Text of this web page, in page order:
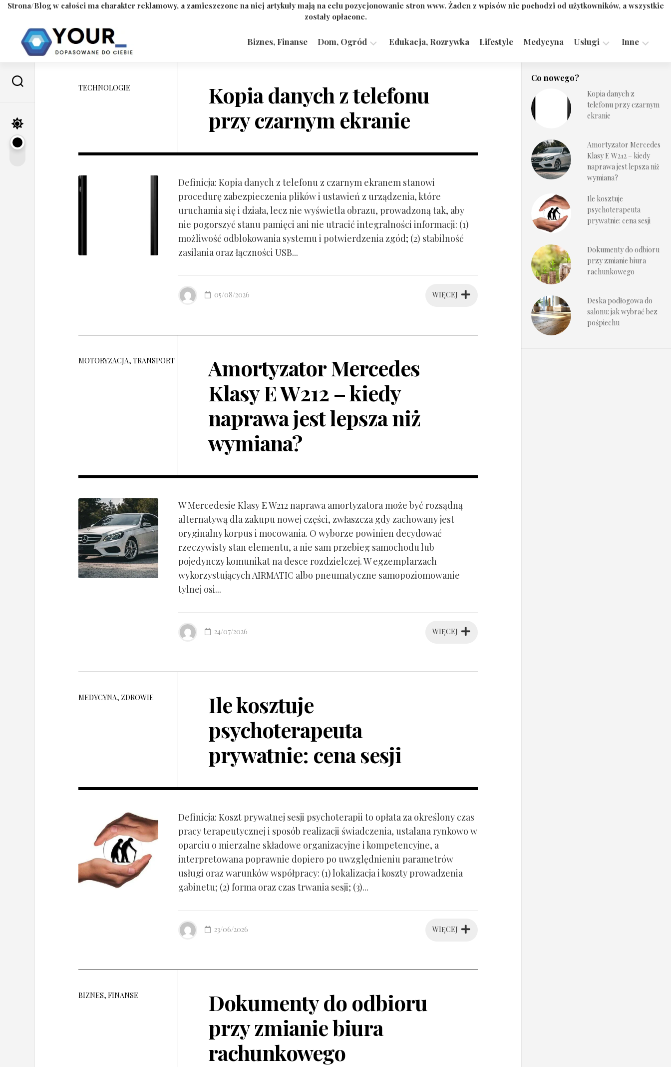
Strona/Blog w całości ma charakter reklamowy, a zamieszczone na niej artykuły mają na celu pozycjonowanie stron www. Żaden z wpisów nie pochodzi od użytkowników, a wszystkie
zostały opłacone.
content
Biznes, Finanse Dom, Ogród Edukacja, Rozrywka Lifestyle Medycyna Usługi
Technologie
Inne
TECHNOLOGIE
Kopia danych z telefonu
przy czarnym ekranie
Definicja: Kopia danych z telefonu z czarnym ekranem stanowi
procedurę zabezpieczenia plików i ustawień z urządzenia, które
uruchamia się i działa, lecz nie wyświetla obrazu, prowadzoną tak, aby
nie pogorszyć stanu pamięci ani nie utracić integralności informacji: (1)
możliwość odblokowania systemu i potwierdzenia zgód; (2) stabilność
zasilania oraz łączności USB...
WIĘCEJ
05/08/2026
MOTORYZACJA, TRANSPORT
Amortyzator Mercedes
Klasy E W212 – kiedy
naprawa jest lepsza niż
wymiana?
W Mercedesie Klasy E W212 naprawa amortyzatora może być rozsądną
alternatywą dla zakupu nowej części, zwłaszcza gdy zachowany jest
oryginalny korpus i mocowania. O wyborze powinien decydować
rzeczywisty stan elementu, a nie sam przebieg samochodu lub
pojedynczy komunikat na desce rozdzielczej. W egzemplarzach
wykorzystujących AIRMATIC albo pneumatyczne samopoziomowanie
tylnej osi...
WIĘCEJ
24/07/2026
MEDYCYNA, ZDROWIE
Ile kosztuje
psychoterapeuta
prywatnie: cena sesji
Definicja: Koszt prywatnej sesji psychoterapii to opłata za określony czas
pracy terapeutycznej i sposób realizacji świadczenia, ustalana rynkowo w
oparciu o mierzalne składowe organizacyjne i kompetencyjne, a
interpretowana poprawnie dopiero po uwzględnieniu parametrów
usługi oraz warunków współpracy: (1) lokalizacja i koszty prowadzenia
gabinetu; (2) forma oraz czas trwania sesji; (3)...
WIĘCEJ
23/06/2026
BIZNES, FINANSE
Dokumenty do odbioru
przy zmianie biura
rachunkowego
Co nowego?
Kopia danych z
telefonu przy czarnym
ekranie
Amortyzator Mercedes
Klasy E W212 – kiedy
naprawa jest lepsza niż
wymiana?
Ile kosztuje
psychoterapeuta
prywatnie: cena sesji
Dokumenty do odbioru
przy zmianie biura
rachunkowego
Deska podłogowa do
salonu: jak wybrać bez
pośpiechu